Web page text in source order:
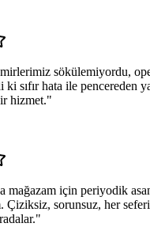
sökülemiyordu,
sıfır hata ile pencereden
hizmet."
mağazam için periyodik
Çiziksiz, sorunsuz, her
"